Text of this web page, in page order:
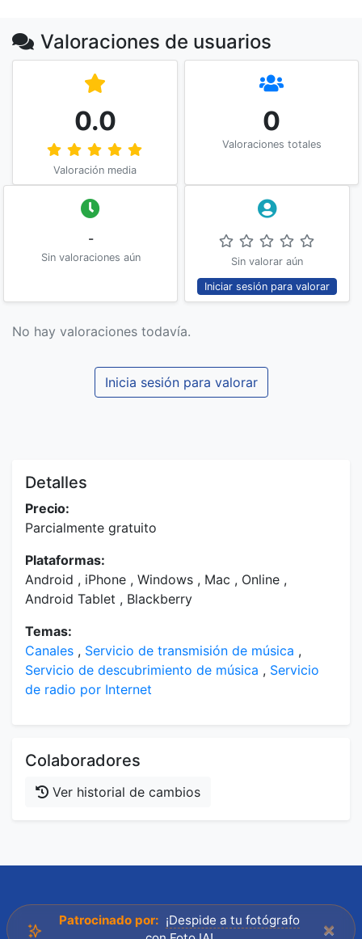
Valoraciones de usuarios
0.0
Valoración media
0
Valoraciones totales
-
Sin valoraciones aún Sin valorar aún
Iniciar sesión para valorar
No hay valoraciones todavía.
Inicia sesión para valorar
Detalles
Precio:
Parcialmente gratuito
Plataformas:
Android , iPhone , Windows , Mac , Online ,
Android Tablet , Blackberry
Temas:
Canales , Servicio de transmisión de música ,
Servicio de descubrimiento de música , Servicio
de radio por Internet
Colaboradores
Ver historial de cambios
Patrocinado por: ¡Despide a tu fotógrafo
×